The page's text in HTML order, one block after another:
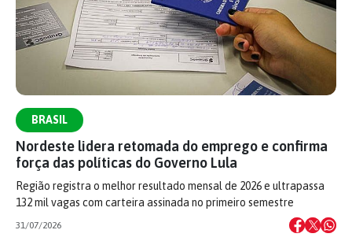
BRASIL
Nordeste lidera retomada do emprego e confirma
força das políticas do Governo Lula
Região registra o melhor resultado mensal de 2026 e ultrapassa
132 mil vagas com carteira assinada no primeiro semestre
31/07/2026